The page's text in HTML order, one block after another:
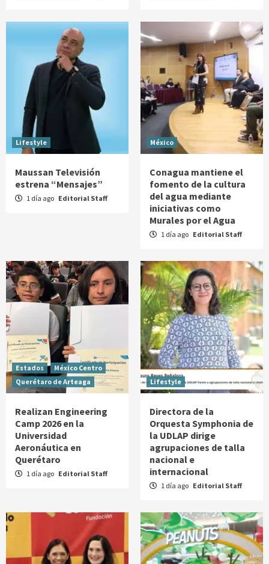
Lifestyle
Maussan Televisión
estrena “Mensajes”
1 día ago Editorial Staff
México
Conagua mantiene el
fomento de la cultura
del agua mediante
iniciativas como
Murales por el Agua
1 día ago Editorial Staff
Estados
México Centro
Querétaro de Arteaga
Realizan Engineering
Camp 2026 en la
Universidad
Aeronáutica en
Querétaro
1 día ago Editorial Staff
Lifestyle
Directora de la
Orquesta Symphonia de
la UDLAP dirige
agrupaciones de talla
nacional e
internacional
1 día ago Editorial Staff